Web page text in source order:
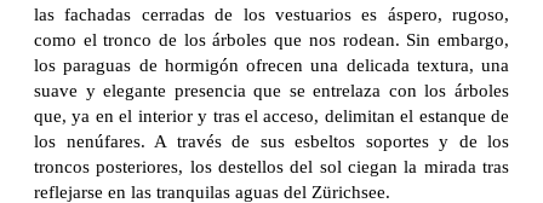
las fachadas cerradas de los vestuarios es áspero, rugoso,
como el tronco de los árboles que nos rodean. Sin embargo,
los paraguas de hormigón ofrecen una delicada textura, una
suave y elegante presencia que se entrelaza con los árboles
que, ya en el interior y tras el acceso, delimitan el estanque de
los nenúfares. A través de sus esbeltos soportes y de los
troncos posteriores, los destellos del sol ciegan la mirada tras
reflejarse en las tranquilas aguas del Zürichsee.